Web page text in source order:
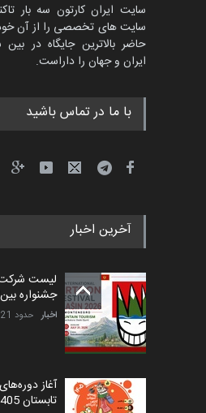
سایت ایران کارتون سه بار
سایت های تخصصی را از آن
حاضر بالاترین جایگاه در
ایران و جهان را داراست.
با ما در تماس باشید
آخرین اخبار
لیست شرکت
جشنواره
اخبار حدود 21 ساعت قبل
آغاز
تابستان 1405 خانه کاریکات…